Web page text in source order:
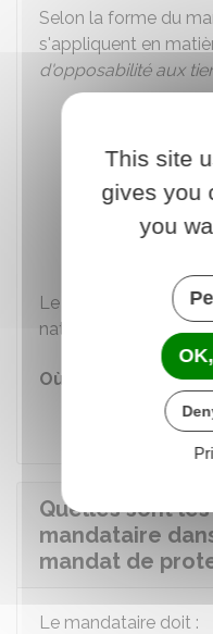
Selon la forme du
s'appliquent en
d'opposabilité aux
avoir date
tiers.
Le mandat
Le mandat est
national spécial,
Où s'adresser ?
Tribunal
Quelles sont
mandataire
mandat de
Le mandataire doit :
This site
gives you
you